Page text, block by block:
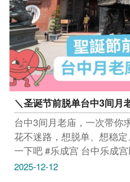
12/13(六)－12/14(日)
中市西屯区台湾大道三段
https://
------------ 活动｜小愿诗集
10:00-16:00 清水眷村文化
义巷44号） 活动连结：
------------------ 展览｜2025
12/21(日) 周二～周日
图书馆李科永纪念图书分
号） 活动连结：https://
----- 市集｜2025美术园道
13:00-20:00 美术园道（台
结：https://reurl.cc/dqQV02
＼圣诞节前脱单台中3间月
台中3间月老庙，一次带你
花不迷路，想脱单、想稳
一下吧 #乐成宫 台中乐成
人心中的求姻缘首选 想遇
2025-12-12